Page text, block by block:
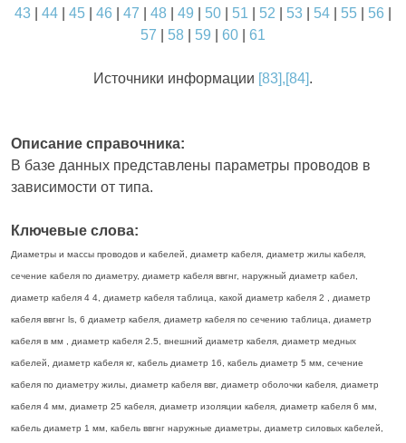
43 44 45 46 47 48 49 50 51 52 53 54 55 56
57
58 59 60 61
Источники информации [83],[84].
Описание справочника:
В базе данных представлены параметры проводов в
зависимости от типа.
Ключевые слова:
Диаметры и массы проводов и кабелей, диаметр кабеля, диаметр жилы кабеля,
сечение кабеля по диаметру, диаметр кабеля ввгнг, наружный диаметр кабел,
диаметр кабеля 4 4, диаметр кабеля таблица, какой диаметр кабеля 2 , диаметр
кабеля ввгнг ls, 6 диаметр кабеля, диаметр кабеля по сечению таблица, диаметр
кабеля в мм , диаметр кабеля 2.5, внешний диаметр кабеля, диаметр медных
кабелей, диаметр кабеля кг, кабель диаметр 16, кабель диаметр 5 мм, сечение
кабеля по диаметру жилы, диаметр кабеля ввг, диаметр оболочки кабеля, диаметр
кабеля 4 мм, диаметр 25 кабеля, диаметр изоляции кабеля, диаметр кабеля 6 мм,
кабель диаметр 1 мм, кабель ввгнг наружные диаметры, диаметр силовых кабелей,